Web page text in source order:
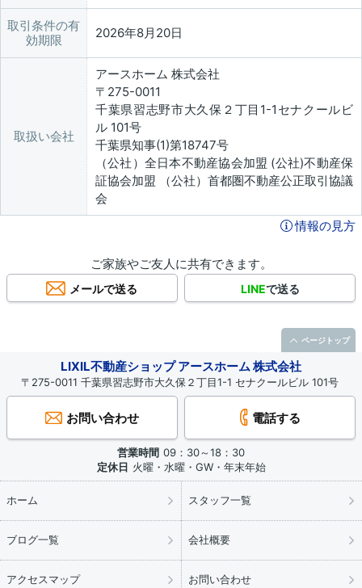
取引条件の有
効期限
2026年8月20日
取扱い会社
アースホーム 株式会社
〒275-0011
千葉県習志野市大久保２丁目1-1セナクールビ
ル 101号
千葉県知事(1)第18747号
（公社）全日本不動産協会加盟 (公社)不動産保
証協会加盟 （公社）首都圏不動産公正取引協議
会
情報の見方
ご家族やご友人に共有できます。
メールで送る LINEで送る
LIXIL不動産ショップ アースホーム 株式会社
〒275-0011 千葉県習志野市大久保２丁目1-1 セナクールビル 101号
お問い合わせ 電話する
営業時間 09：30～18：30
定休日 火曜・水曜・GW・年末年始
ホーム スタッフ一覧
ブログ一覧 会社概要
アクセスマップ お問い合わせ
ページトップ